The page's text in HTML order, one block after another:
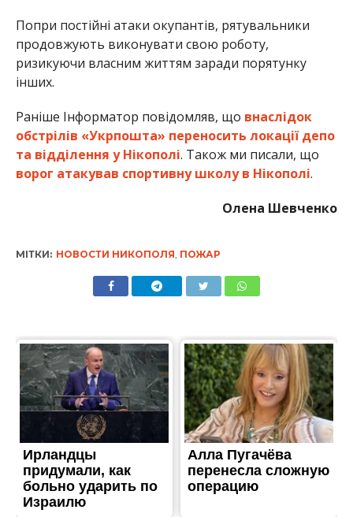
Попри постійні атаки окупантів, рятувальники
продовжують виконувати свою роботу,
ризикуючи власним життям заради порятунку
інших.
Раніше Інформатор повідомляв, що внаслідок
обстрілів «Укрпошта» переносить локації депо
та відділення у Нікополі. Також ми писали, що
ворог атакував спортивну школу в Нікополі.
Олена Шевченко
МІТКИ: НОВОСТИ НИКОПОЛЯ ПОЖАР